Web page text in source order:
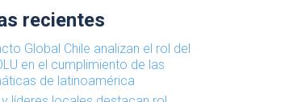
recientes
Global Chile analizan el rol del
en el cumplimiento de las
de latinoamérica